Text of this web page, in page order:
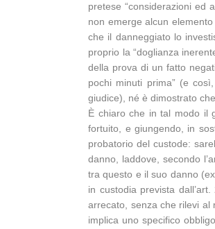
pretese “considerazioni ed
non emerge alcun
che il danneggiato lo
proprio la “doglianza
della prova di un fatto
pochi minuti prima” (e
giudice), né è dimostrato
È chiaro che in tal modo il
fortuito, e giungendo, in
probatorio del custode:
danno, laddove, secondo
tra questo e il suo danno
in custodia prevista
arrecato, senza che rilevi al
implica uno specifico